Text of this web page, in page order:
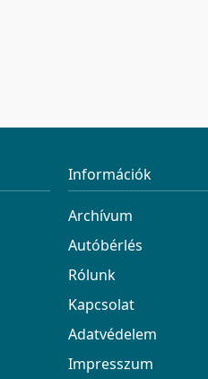
Információk
Archívum
Autóbérlés
Rólunk
Kapcsolat
Adatvédelem
Impresszum